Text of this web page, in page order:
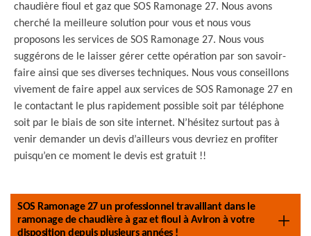
chaudière fioul et gaz que SOS Ramonage 27. Nous avons
cherché la meilleure solution pour vous et nous vous
proposons les services de SOS Ramonage 27. Nous vous
suggérons de le laisser gérer cette opération par son savoir-
faire ainsi que ses diverses techniques. Nous vous conseillons
vivement de faire appel aux services de SOS Ramonage 27 en
le contactant le plus rapidement possible soit par téléphone
soit par le biais de son site internet. N’hésitez surtout pas à
venir demander un devis d’ailleurs vous devriez en profiter
puisqu’en ce moment le devis est gratuit !!
SOS Ramonage 27 un professionnel travaillant dans le
ramonage de chaudière à gaz et fioul à Aviron à votre
disposition depuis plusieurs années !